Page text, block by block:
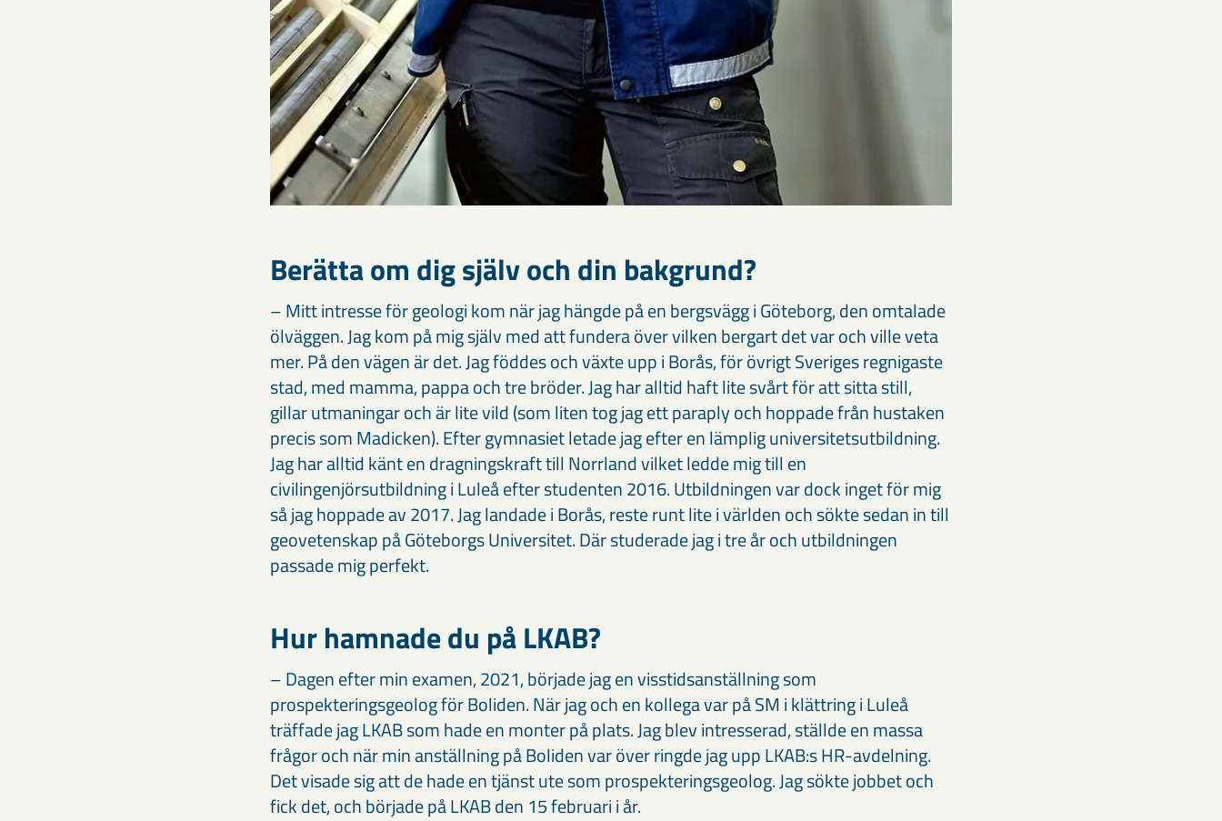
Berätta om dig själv och din bakgrund?
– Mitt intresse för geologi kom när jag hängde på en bergsvägg i Göteborg, den omtalade
ölväggen. Jag kom på mig själv med att fundera över vilken bergart det var och ville veta
mer. På den vägen är det. Jag föddes och växte upp i Borås, för övrigt Sveriges regnigaste
stad, med mamma, pappa och tre bröder. Jag har alltid haft lite svårt för att sitta still,
gillar utmaningar och är lite vild (som liten tog jag ett paraply och hoppade från hustaken
precis som Madicken). Efter gymnasiet letade jag efter en lämplig universitetsutbildning.
Jag har alltid känt en dragningskraft till Norrland vilket ledde mig till en
civilingenjörsutbildning i Luleå efter studenten 2016. Utbildningen var dock inget för mig
så jag hoppade av 2017. Jag landade i Borås, reste runt lite i världen och sökte sedan in till
geovetenskap på Göteborgs Universitet. Där studerade jag i tre år och utbildningen
passade mig perfekt.
Hur hamnade du på LKAB?
– Dagen efter min examen, 2021, började jag en visstidsanställning som
prospekteringsgeolog för Boliden. När jag och en kollega var på SM i klättring i Luleå
träffade jag LKAB som hade en monter på plats. Jag blev intresserad, ställde en massa
frågor och när min anställning på Boliden var över ringde jag upp LKAB:s HR-avdelning.
Det visade sig att de hade en tjänst ute som prospekteringsgeolog. Jag sökte jobbet och
fick det, och började på LKAB den 15 februari i år.